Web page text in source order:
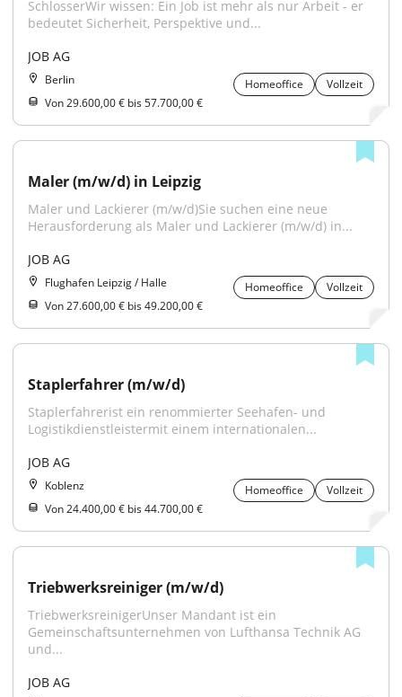
SchlosserWir wissen: Ein Job ist mehr als nur Arbeit - er
bedeutet Sicherheit, Perspektive und...
JOB AG
Berlin Homeoffice
Vollzeit
Von 29.600,00 € bis 57.700,00 €
Maler (m/w/d) in Leipzig
Maler und Lackierer (m/w/d)Sie suchen eine neue
Herausforderung als Maler und Lackierer (m/w/d) in...
JOB AG
Flughafen Leipzig / Halle Homeoffice
Vollzeit
Von 27.600,00 € bis 49.200,00 €
Staplerfahrer (m/w/d)
Staplerfahrerist ein renommierter Seehafen- und
Logistikdienstleistermit einem internationalen...
JOB AG
Koblenz Homeoffice
Vollzeit
Von 24.400,00 € bis 44.700,00 €
Triebwerksreiniger (m/w/d)
TriebwerksreinigerUnser Mandant ist ein
Gemeinschaftsunternehmen von Lufthansa Technik AG
und...
JOB AG